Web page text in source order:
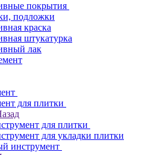
покрытия
подложки
краска
штукатурка
лак
для плитки
для плитки
для укладки плитки
инструмент